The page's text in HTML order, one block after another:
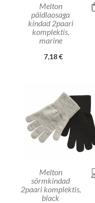
Melton
päidlaosaga
kindad 2paari
komplektis,
marine
7,18 €
Melton
sõrmkindad
2paari komplektis,
black